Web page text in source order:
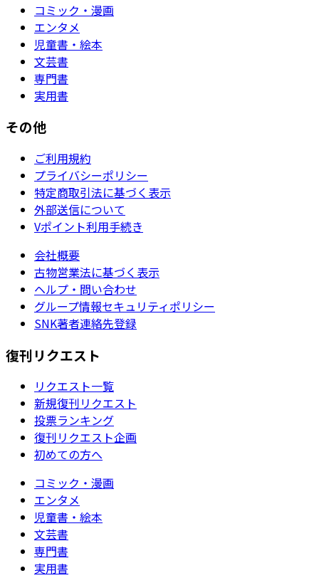
コミック・漫画
エンタメ
児童書・絵本
文芸書
専門書
実用書
その他
ご利用規約
プライバシーポリシー
特定商取引法に基づく表示
外部送信について
Vポイント利用手続き
会社概要
古物営業法に基づく表示
ヘルプ・問い合わせ
グループ情報セキュリティポリシー
SNK著者連絡先登録
復刊リクエスト
リクエスト一覧
新規復刊リクエスト
投票ランキング
復刊リクエスト企画
初めての方へ
コミック・漫画
エンタメ
児童書・絵本
文芸書
専門書
実用書